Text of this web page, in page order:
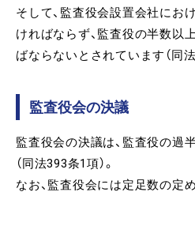
そして、監査役会設置会社にお
ければならず、監査役の半数以
ばならないとされています（同法
監査役会の決議
監査役会の決議は、監査役の過
（同法393条1項）。
なお、監査役会には定足数の定